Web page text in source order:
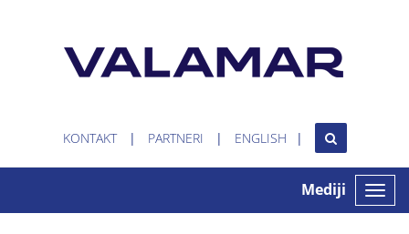
KONTAKT PARTNERI ENGLISH
Toggle
Mediji